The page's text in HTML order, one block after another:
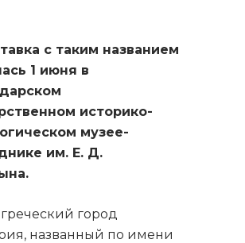
с таким названием
1 июня в
историко-
музее-
им. Е. Д.
город
названный по имени